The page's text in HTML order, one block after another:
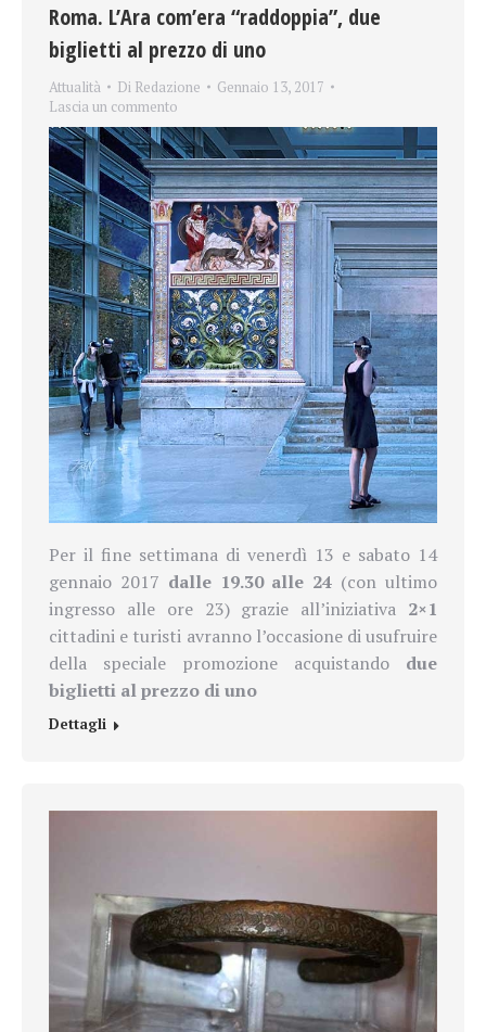
Roma. L’Ara com’era “raddoppia”, due
biglietti al prezzo di uno
Attualità Di Redazione
Gennaio 13, 2017
Lascia un commento
Per il fine settimana di venerdì 13 e sabato 14
gennaio 2017 dalle 19.30 alle 24 (con ultimo
ingresso alle ore 23) grazie all’iniziativa 2×1
cittadini e turisti avranno l’occasione di usufruire
della speciale promozione acquistando due
biglietti al prezzo di uno
Dettagli